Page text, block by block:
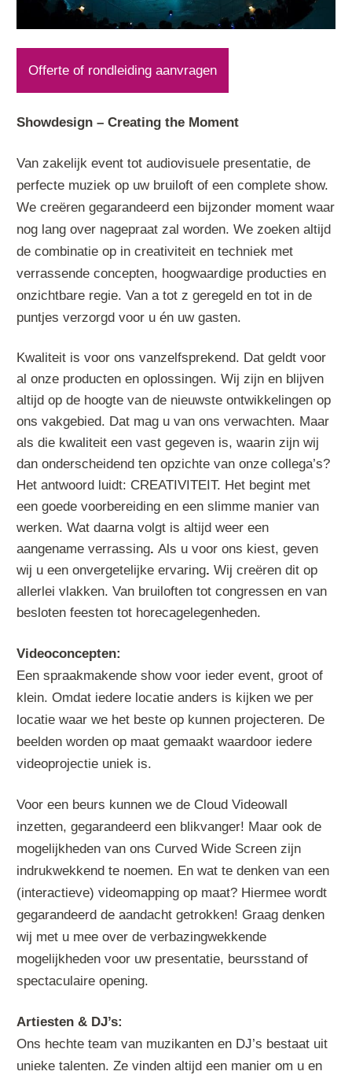
Offerte of rondleiding aanvragen
Showdesign – Creating the Moment
Van zakelijk event tot audiovisuele presentatie, de
perfecte muziek op uw bruiloft of een complete show.
We creëren gegarandeerd een bijzonder moment waar
nog lang over nagepraat zal worden. We zoeken altijd
de combinatie op in creativiteit en techniek met
verrassende concepten, hoogwaardige producties en
onzichtbare regie. Van a tot z geregeld en tot in de
puntjes verzorgd voor u én uw gasten.
Kwaliteit is voor ons vanzelfsprekend. Dat geldt voor
al onze producten en oplossingen. Wij zijn en blijven
altijd op de hoogte van de nieuwste ontwikkelingen op
ons vakgebied. Dat mag u van ons verwachten. Maar
als die kwaliteit een vast gegeven is, waarin zijn wij
dan onderscheidend ten opzichte van onze collega’s?
Het antwoord luidt: CREATIVITEIT. Het begint met
een goede voorbereiding en een slimme manier van
werken. Wat daarna volgt is altijd weer een
aangename verrassing.Als u voor ons kiest, geven
wij u een onvergetelijke ervaring.Wij creëren dit op
allerlei vlakken. Van bruiloften tot congressen en van
besloten feesten tot horecagelegenheden.
Videoconcepten:
Een spraakmakende show voor ieder event, groot of
klein. Omdat iedere locatie anders is kijken we per
locatie waar we het beste op kunnen projecteren. De
beelden worden op maat gemaakt waardoor iedere
videoprojectie uniek is.
Voor een beurs kunnen we de Cloud Videowall
inzetten, gegarandeerd een blikvanger! Maar ook de
mogelijkheden van ons Curved Wide Screen zijn
indrukwekkend te noemen. En wat te denken van een
(interactieve) videomapping op maat? Hiermee wordt
gegarandeerd de aandacht getrokken! Graag denken
wij met u mee over de verbazingwekkende
mogelijkheden voor uw presentatie, beursstand of
spectaculaire opening.
Artiesten & DJ’s:
Ons hechte team van muzikanten en DJ’s bestaat uit
unieke talenten. Ze vinden altijd een manier om u en